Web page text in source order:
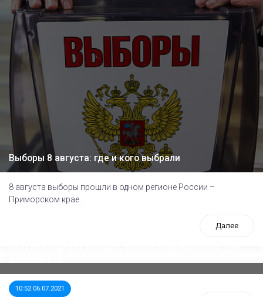
Выборы 8 августа: где и кого выбрали
8 августа выборы прошли в одном регионе России –
Приморском крае.
Далее
10:52 06.07.2021